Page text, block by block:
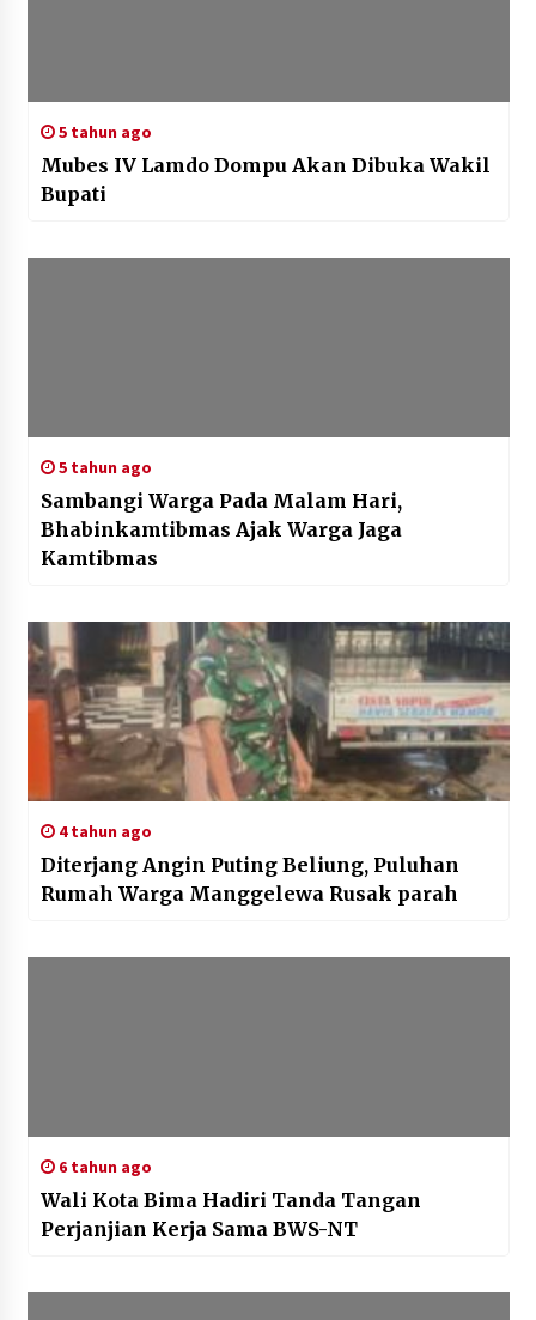
5 tahun ago
Mubes IV Lamdo Dompu Akan Dibuka Wakil
Bupati
5 tahun ago
Sambangi Warga Pada Malam Hari,
Bhabinkamtibmas Ajak Warga Jaga
Kamtibmas
4 tahun ago
Diterjang Angin Puting Beliung, Puluhan
Rumah Warga Manggelewa Rusak parah
6 tahun ago
Wali Kota Bima Hadiri Tanda Tangan
Perjanjian Kerja Sama BWS-NT